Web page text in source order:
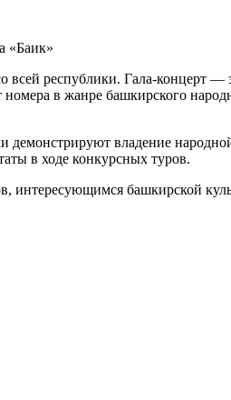
«Баик»
республики. Гала-концерт —
в жанре башкирского
владение
в ходе конкурсных туров.
башкирской